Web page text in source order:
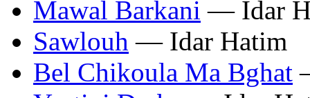
Mawal Barkani — Idar
Sawlouh — Idar Hatim
Bel Chikoula Ma Bghat